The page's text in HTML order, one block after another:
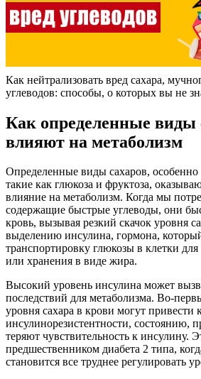
Как нейтрализовать вред сахара,
углеводов: способы, о которых вы не
Как определенные виды
влияют на метаболизм
Определенные виды сахаров, особенно
такие как глюкоза и фруктоза,
влияние на метаболизм. Когда мы
содержащие быстрые углеводы, они
кровь, вызывая резкий скачок уровня
выделению инсулина, гормона, который
транспортировку глюкозы в клетки
или хранения в виде жира.
Высокий уровень инсулина может
последствий для метаболизма. Во-
уровня сахара в крови могут привести
инсулинорезистентности, состоянию,
теряют чувствительность к инсулину.
предшественником диабета 2 типа,
становится все труднее регулировать